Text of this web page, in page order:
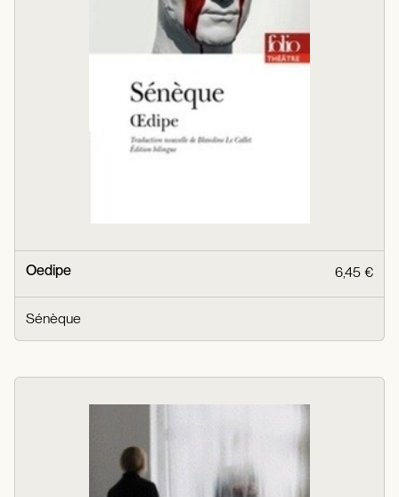
Oedipe 6,45 €
Sénèque